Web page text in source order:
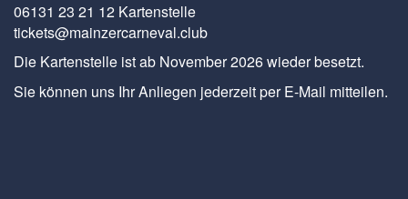
06131 23 21 12 Kartenstelle
tickets@mainzercarneval.club
Die Kartenstelle ist ab November 2026 wieder besetzt.
Sie können uns Ihr Anliegen jederzeit per E-Mail mitteilen.